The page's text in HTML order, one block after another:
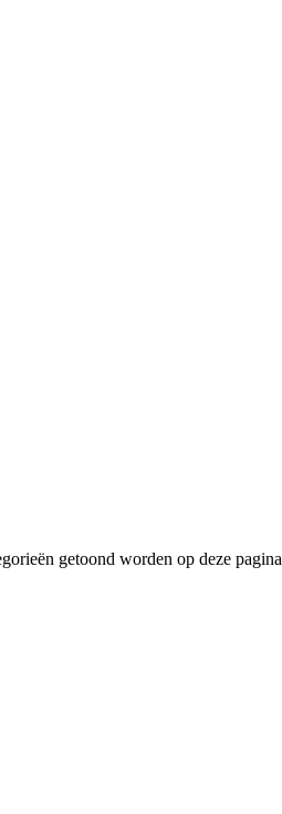
getoond worden op deze